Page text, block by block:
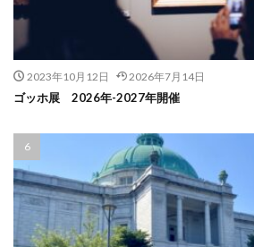
2023年10月12日 2026年7月14日
ゴッホ展 2026年-2027年開催